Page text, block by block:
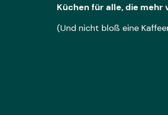
Küchen für alle, die mehr
(Und nicht bloß eine